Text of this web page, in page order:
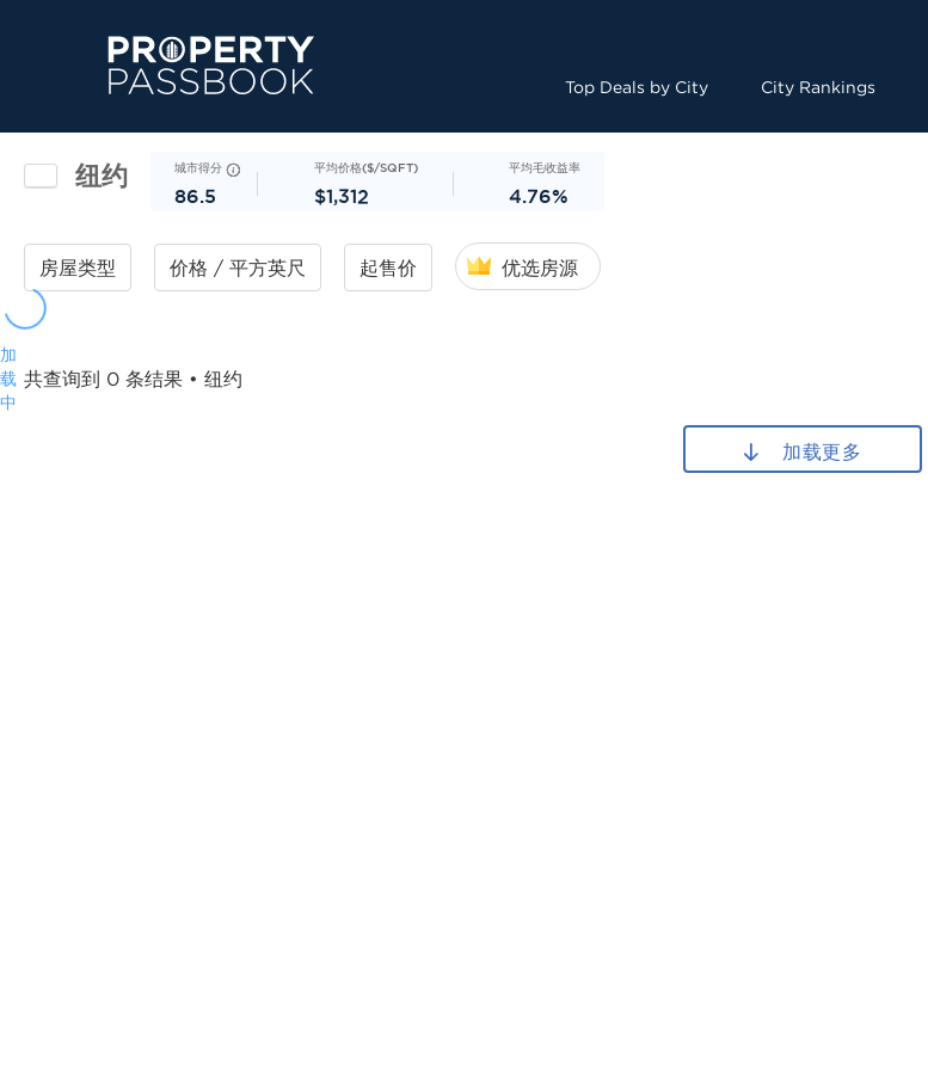
Top Deals by City City Rankings
纽约 城市得分
86.5
平均价格($/SQFT)
$1,312
平均毛收益率
4.76%
房屋类型 价格 / 平方英尺 起售价 优选房源
共查询到 0 条结果 • 纽约
加载更多
加
载
中